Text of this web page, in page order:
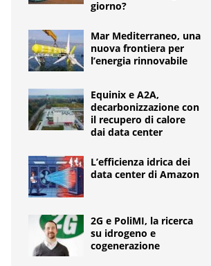
giorno?
Mar Mediterraneo, una
nuova frontiera per
l’energia rinnovabile
Equinix e A2A,
decarbonizzazione con
il recupero di calore
dai data center
L’efficienza idrica dei
data center di Amazon
2G e PoliMI, la ricerca
su idrogeno e
cogenerazione